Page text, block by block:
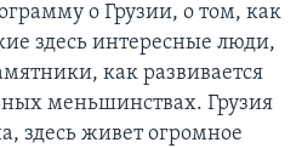
о Грузии, о том, как
здесь интересные люди,
как развивается
меньшинствах. Грузия
здесь живет огромное